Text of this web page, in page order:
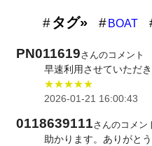
タグ» BOAT
PN011619さんのコメント
早速利用させていただ
★★★★★
2026-01-21 16:00:43
0118639111さんのコメン
助かります。ありがと